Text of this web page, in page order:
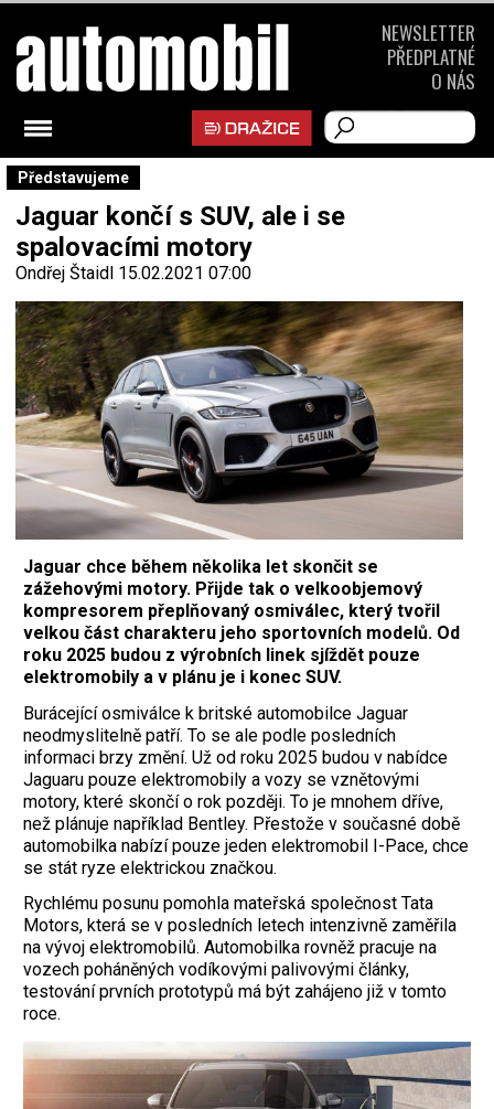
Představujeme
Jaguar končí s SUV, ale i se
spalovacími motory
Ondřej Štaidl 15.02.2021 07:00
Jaguar chce během několika let skončit se
zážehovými motory. Přijde tak o velkoobjemový
kompresorem přeplňovaný osmiválec, který tvořil
velkou část charakteru jeho sportovních modelů. Od
roku 2025 budou z výrobních linek sjíždět pouze
elektromobily a v plánu je i konec SUV.
Burácející osmiválce k britské automobilce Jaguar
neodmyslitelně patří. To se ale podle posledních
informaci brzy změní. Už od roku 2025 budou v nabídce
Jaguaru pouze elektromobily a vozy se vznětovými
motory, které skončí o rok později. To je mnohem dříve,
než plánuje například Bentley. Přestože v současné době
automobilka nabízí pouze jeden elektromobil I-Pace, chce
se stát ryze elektrickou značkou.
Rychlému posunu pomohla mateřská společnost Tata
Motors, která se v posledních letech intenzivně zaměřila
na vývoj elektromobilů. Automobilka rovněž pracuje na
vozech poháněných vodíkovými palivovými články,
testování prvních prototypů má být zahájeno již v tomto
roce.
NEWSLETTER
PŘEDPLATNÉ
O NÁS